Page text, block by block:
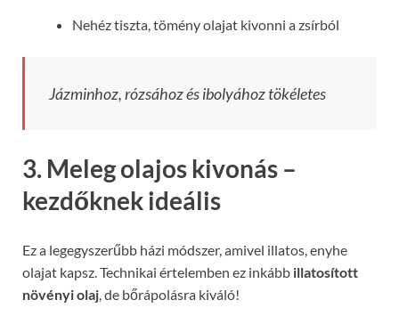
Nehéz tiszta, tömény olajat kivonni a zsírból
Jázminhoz, rózsához és ibolyához tökéletes
3. Meleg olajos kivonás –
kezdőknek ideális
Ez a legegyszerűbb házi módszer, amivel illatos, enyhe
olajat kapsz. Technikai értelemben ez inkább illatosított
növényi olaj, de bőrápolásra kiváló!